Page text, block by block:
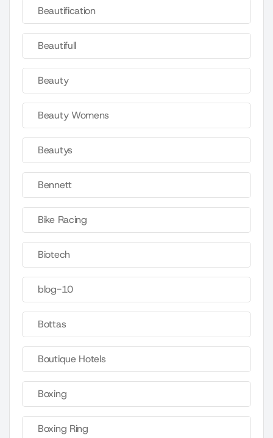
Beautification
Beautifull
Beauty
Beauty Womens
Beautys
Bennett
Bike Racing
Biotech
blog-10
Bottas
Boutique Hotels
Boxing
Boxing Ring